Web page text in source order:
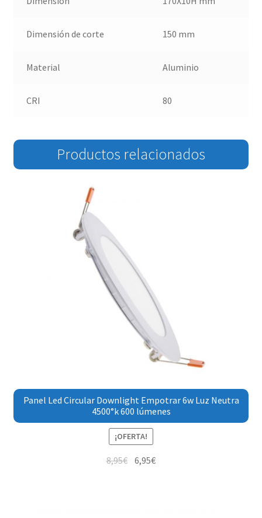
Dimensión de corte 150 mm
Material Aluminio
CRI 80
Productos relacionados
Panel Led Circular Downlight Empotrar 6w Luz Neutra
4500°k 600 lúmenes
¡OFERTA!
8,95€ 6,95€